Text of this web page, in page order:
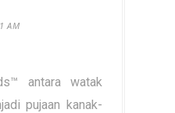
AM
antara watak
pujaan kanak-